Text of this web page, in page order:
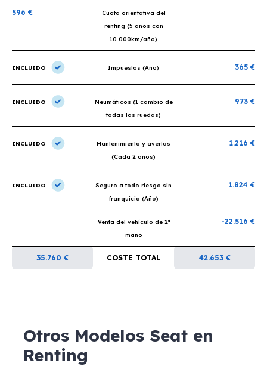
596 €
Cuota orientativa del
renting (5 años con
10.000km/año)
INCLUIDO Impuestos (Año) 365 €
INCLUIDO
Neumáticos (1 cambio de
todas las ruedas)
973 €
INCLUIDO
Mantenimiento y averías
(Cada 2 años)
1.216 €
INCLUIDO
Seguro a todo riesgo sin
franquicia (Año)
1.824 €
Venta del vehículo de 2ª
mano
-22.516 €
35.760 € COSTE TOTAL 42.653 €
Otros Modelos Seat en
Renting